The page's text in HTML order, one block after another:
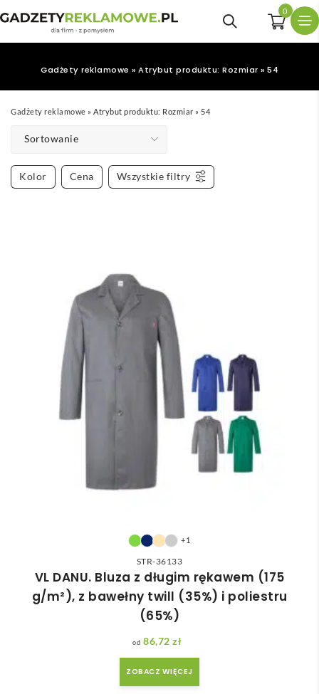
0
Gadżety reklamowe » Atrybut produktu: Rozmiar » 54
Gadżety reklamowe » Atrybut produktu: Rozmiar » 54
Sortowanie
Kolor Cena Wszystkie filtry
+1
STR-36133
VL DANU. Bluza z długim rękawem (175
g/m²), z bawełny twill (35%) i poliestru
(65%)
86,72zł
ZOBACZ WIĘCEJ